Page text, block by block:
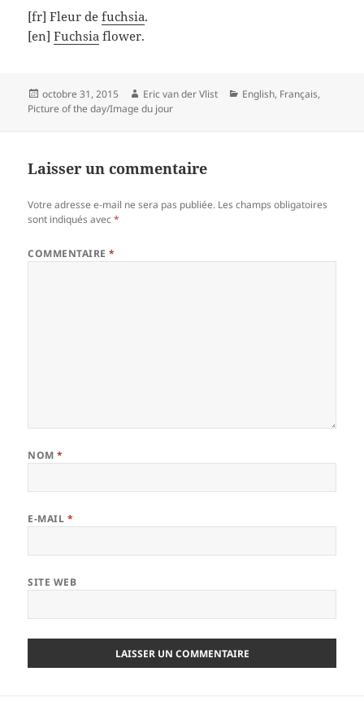
[fr] Fleur defuchsia.
[en]Fuchsia flower.
Posted
on
octobre 31, 2015 Author
Eric van der Vlist Categories
English, Français,
Picture of the day/Image du jour
Laisser un commentaire
Votre adresse e-mail ne sera pas publiée. Les champs obligatoires
sont indiqués avec*
COMMENTAIRE*
NOM*
E-MAIL *
SITE WEB